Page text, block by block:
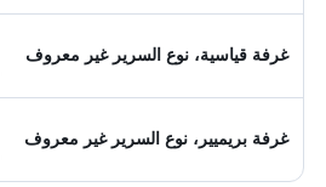
غرفة قياسية، نوع السرير غير معروف
غرفة بريميير، نوع السرير غير معروف